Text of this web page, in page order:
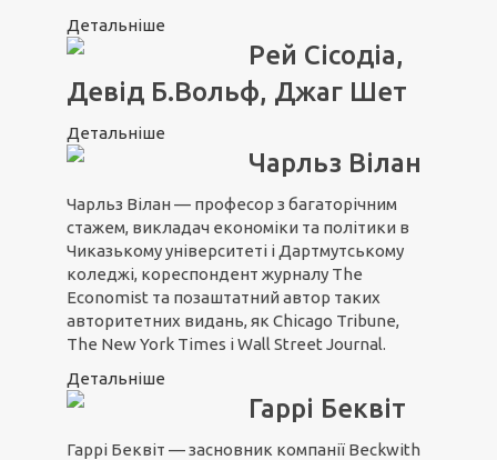
Детальніше
Рей Сісодіа,
Девід Б.Вольф, Джаг Шет
Детальніше
Чарльз Вілан
Чарльз Вілан — професор з багаторічним
стажем, викладач економіки та політики в
Чиказькому університеті і Дартмутському
коледжі, кореспондент журналу The
Economist та позаштатний автор таких
авторитетних видань, як Chicago Tribune,
The New York Times і Wall Street Journal.
Детальніше
Гаррі Беквіт
Гаррі Беквіт — засновник компанії Beckwith